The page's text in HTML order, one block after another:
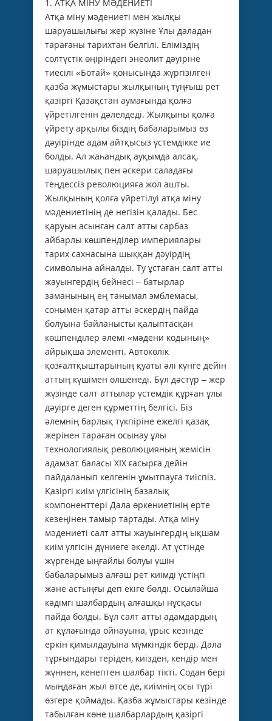
1. АТҚА МІНУ МӘДЕНИЕТІ
Атқа міну мәдениеті мен жылқы
шаруашылығы жер жүзіне Ұлы даладан
тарағаны тарихтан белгілі. Еліміздің
солтүстік өңіріндегі энеолит дәуіріне
тиесілі «Ботай» қонысында жүргізілген
қазба жұмыстары жылқының тұңғыш рет
қазіргі Қазақстан аумағында қолға
үйретілгенін дәлелдеді. Жылқыны қолға
үйрету арқылы біздің бабаларымыз өз
дәуірінде адам айтқысыз үстемдікке ие
болды. Ал жаһандық ауқымда алсақ,
шаруашылық пен әскери саладағы
теңдессіз революцияға жол ашты.
Жылқының қолға үйретілуі атқа міну
мәдениетінің де негізін қалады. Бес
қаруын асынған салт атты сарбаз
айбарлы көшпенділер империялары
тарих сахнасына шыққан дәуірдің
символына айналды. Ту ұстаған салт атты
жауынгердің бейнесі – батырлар
заманының ең танымал эмблемасы,
сонымен қатар атты әскердің пайда
болуына байланысты қалыптасқан
көшпенділер әлемі «мәдени кодының»
айрықша элементі. Автокөлік
қозғалтқыштарының қуаты әлі күнге дейін
аттың күшімен өлшенеді. Бұл дәстүр – жер
жүзінде салт аттылар үстемдік құрған ұлы
дәуірге деген құрметтің белгісі. Біз
әлемнің барлық түкпіріне ежелгі қазақ
жерінен тараған осынау ұлы
технологиялық революцияның жемісін
адамзат баласы ХІХ ғасырға дейін
пайдаланып келгенін ұмытпауға тиіспіз.
Қазіргі киім үлгісінің базалық
компоненттері Дала өркениетінің ерте
кезеңінен тамыр тартады. Атқа міну
мәдениеті салт атты жауынгердің ықшам
киім үлгісін дүниеге әкелді. Ат үстінде
жүргенде ыңғайлы болуы үшін
бабаларымыз алғаш рет киімді үстіңгі
және астыңғы деп екіге бөлді. Осылайша
кәдімгі шалбардың алғашқы нұсқасы
пайда болды. Бұл салт атты адамдардың
ат құлағында ойнауына, ұрыс кезінде
еркін қимылдауына мүмкіндік берді. Дала
тұрғындары теріден, киізден, кендір мен
жүннен, кенептен шалбар тікті. Содан бері
мыңдаған жыл өтсе де, киімнің осы түрі
өзгере қоймады. Қазба жұмыстары кезінде
табылған көне шалбарлардың қазіргі